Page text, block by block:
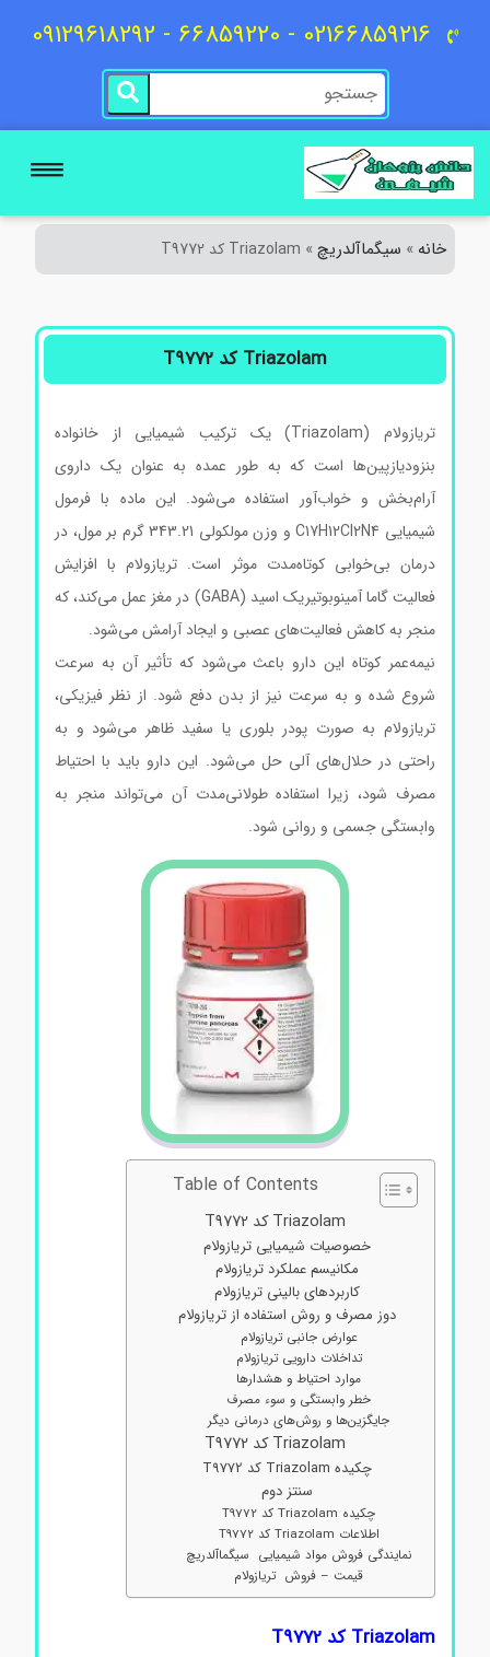
02166859216 - 66859220 - 09129618292
خانه»سیگماآلدریچ»Triazolam کد T9772
Triazolam کد T9772
تریازولام (Triazolam) یک ترکیب شیمیایی از خانواده
بنزودیازپین‌ها است که به طور عمده به عنوان یک داروی
آرام‌بخش و خواب‌آور استفاده می‌شود. این ماده با فرمول
شیمیایی C17H12Cl2N4 و وزن مولکولی 343.21 گرم بر مول، در
درمان بی‌خوابی کوتاه‌مدت موثر است. تریازولام با افزایش
فعالیت گاما آمینوبوتیریک اسید (GABA) در مغز عمل می‌کند، که
منجر به کاهش فعالیت‌های عصبی و ایجاد آرامش می‌شود.
نیمه‌عمر کوتاه این دارو باعث می‌شود که تأثیر آن به سرعت
شروع شده و به سرعت نیز از بدن دفع شود. از نظر فیزیکی،
تریازولام به صورت پودر بلوری یا سفید ظاهر می‌شود و به
راحتی در حلال‌های آلی حل می‌شود. این دارو باید با احتیاط
مصرف شود، زیرا استفاده طولانی‌مدت آن می‌تواند منجر به
وابستگی جسمی و روانی شود.
Table of Contents
Triazolam کد T9772
خصوصیات شیمیایی تریازولام
مکانیسم عملکرد تریازولام
کاربردهای بالینی تریازولام
دوز مصرف و روش استفاده از تریازولام
عوارض جانبی تریازولام
تداخلات دارویی تریازولام
موارد احتیاط و هشدارها
خطر وابستگی و سوء مصرف
جایگزین‌ها و روش‌های درمانی دیگر
Triazolam کد T9772
چکیده Triazolam کد T9772
سنتز دوم
چکیده Triazolam کد T9772
اطلاعات Triazolam کد T9772
نمایندگی فروش مواد شیمیایی سیگماآلدریچ
قیمت – فروش تریازولام
Triazolam کد T9772